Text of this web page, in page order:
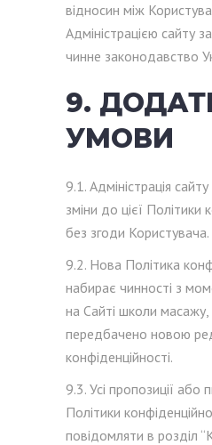
відносин між
Адміністрацією сайту
чинне законодавство
9.
УМОВИ
9.1. Адміністрація
зміни до цієї Політики
без згоди Користувача.
9.2. Нова Політика
набирає чинності з
на Сайті школи
передбачено новою
конфіденційності.
9.3. Усі пропозиції або
Політики
повідомляти в розділ